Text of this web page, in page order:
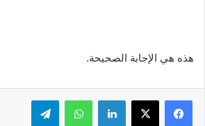
هذه هي الإجابة الصحيحة.
لينكدإن واتساب تيلقرام